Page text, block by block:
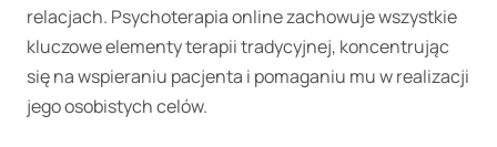
relacjach. Psychoterapia online zachowuje wszystkie
kluczowe elementy terapii tradycyjnej, koncentrując
się na wspieraniu pacjenta i pomaganiu mu w realizacji
jego osobistych celów.